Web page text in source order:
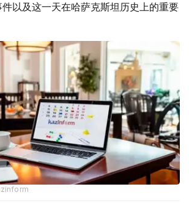
以及这一天在哈萨克斯坦历史上的重要